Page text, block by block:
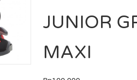
JUNIOR
MAXI